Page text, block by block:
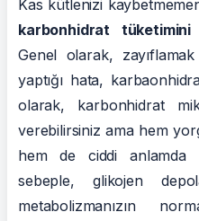
Kas kütlenizi
karbonhidrat tüketimini
Genel olarak,
yaptığı hata,
olarak, karbonhidrat
verebilirsiniz ama hem
hem de ciddi anlamda
sebeple, glikojen
metabolizmanızın